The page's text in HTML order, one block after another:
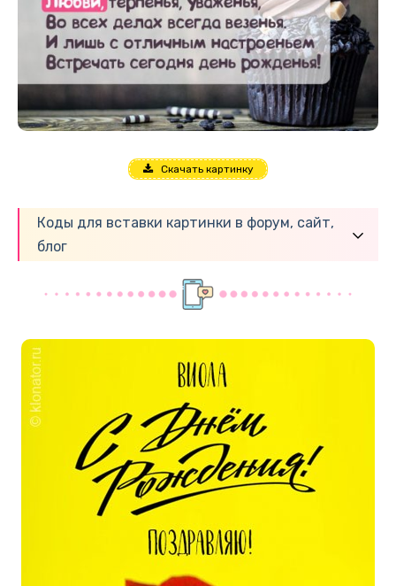
Скачать картинку
Коды для вставки картинки в форум, сайт,
блог